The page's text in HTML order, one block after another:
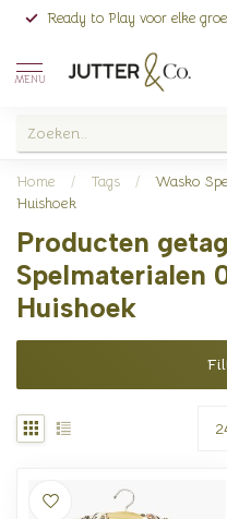
Ready to Play voor elke
MENU
Home / Tags /
Wasko
Huishoek
Producten
Spelmaterialen
Huishoek